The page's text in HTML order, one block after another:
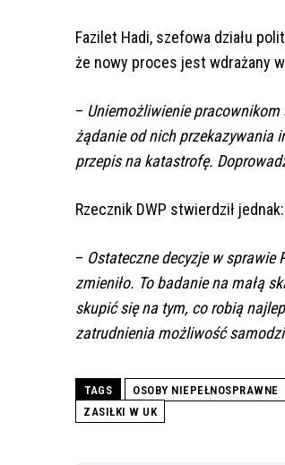
Fazilet Hadi, szefowa działu
że nowy proces jest wdrażany
– Uniemożliwienie
żądanie od nich przekazywania
przepis na katastrofę.
Rzecznik DWP stwierdził jednak:
– Ostateczne decyzje w
zmieniło. To badanie na małą
skupić się na tym, co robią
zatrudnienia możliwość
TAGS OSOBY NIEPEŁNOSPRAWNE
ZASIŁKI W UK